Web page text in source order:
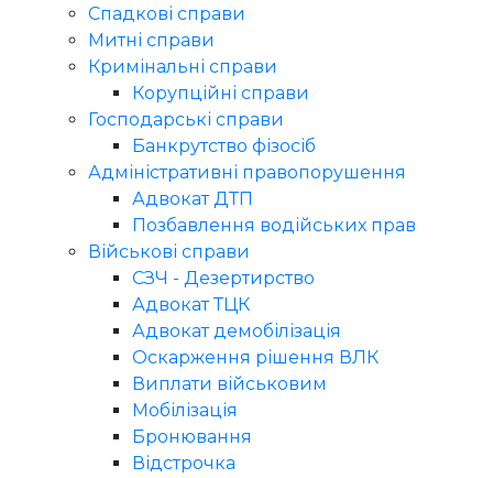
Спадкові справи
Митні справи
Кримінальні справи
Корупційні справи
Господарські справи
Банкрутство фізосіб
Адміністративні правопорушення
Адвокат ДТП
Позбавлення водійських прав
Військові справи
СЗЧ - Дезертирство
Адвокат ТЦК
Адвокат демобілізація
Оскарження рішення ВЛК
Виплати військовим
Мобілізація
Бронювання
Відстрочка